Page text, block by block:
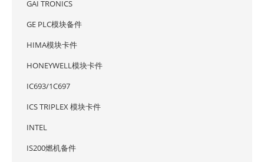
GAI TRONICS
GE PLC模块备件
HIMA模块卡件
HONEYWELL模块卡件
IC693/1C697
ICS TRIPLEX 模块卡件
INTEL
IS200燃机备件